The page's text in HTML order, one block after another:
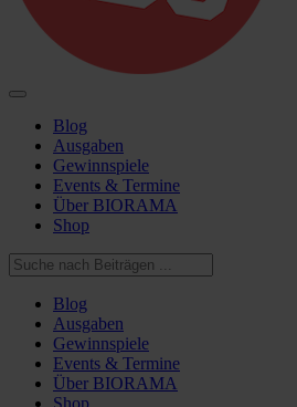
Blog
Ausgaben
Gewinnspiele
Events & Termine
Über BIORAMA
Shop
Blog
Ausgaben
Gewinnspiele
Events & Termine
Über BIORAMA
Shop